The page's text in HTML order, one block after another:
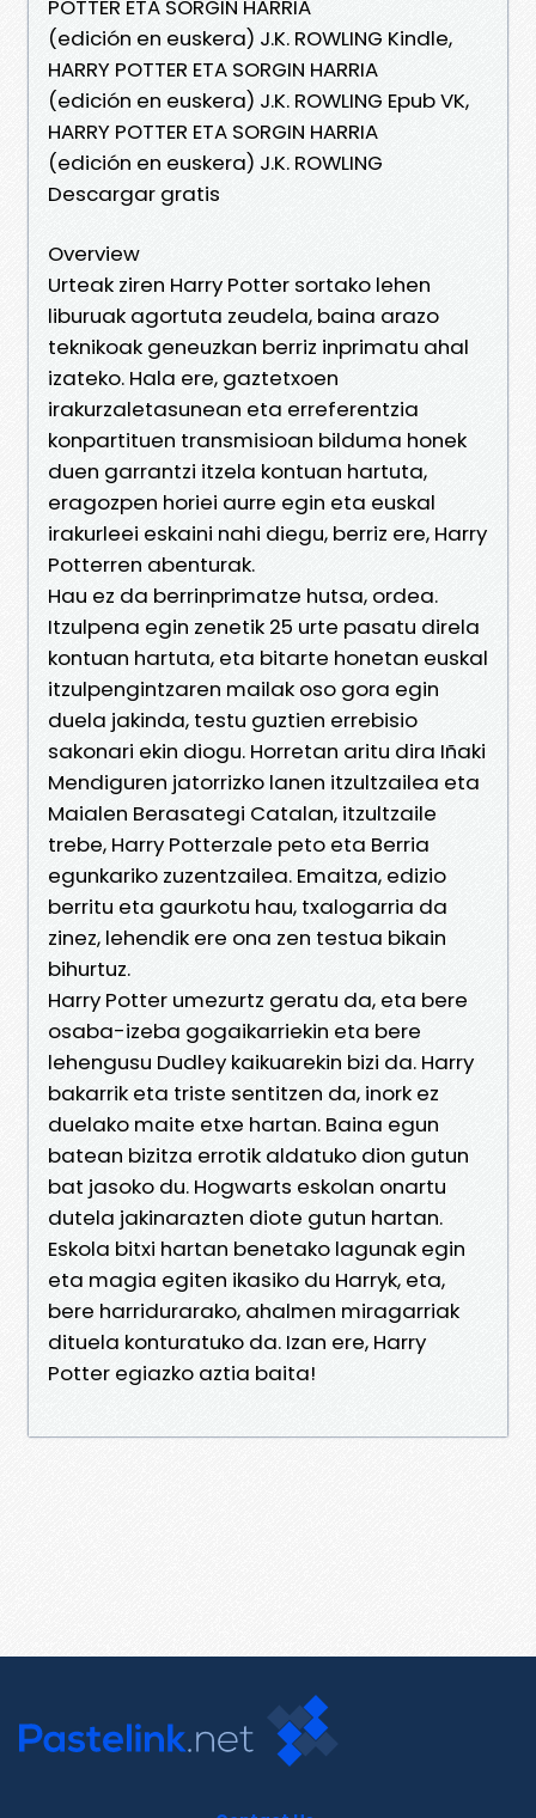
POTTER ETA SORGIN HARRIA
(edición en euskera) J.K. ROWLING Kindle,
HARRY POTTER ETA SORGIN HARRIA
(edición en euskera) J.K. ROWLING Epub VK,
HARRY POTTER ETA SORGIN HARRIA
(edición en euskera) J.K. ROWLING
Descargar gratis
Overview
Urteak ziren Harry Potter sortako lehen
liburuak agortuta zeudela, baina arazo
teknikoak geneuzkan berriz inprimatu ahal
izateko. Hala ere, gaztetxoen
irakurzaletasunean eta erreferentzia
konpartituen transmisioan bilduma honek
duen garrantzi itzela kontuan hartuta,
eragozpen horiei aurre egin eta euskal
irakurleei eskaini nahi diegu, berriz ere, Harry
Potterren abenturak.
Hau ez da berrinprimatze hutsa, ordea.
Itzulpena egin zenetik 25 urte pasatu direla
kontuan hartuta, eta bitarte honetan euskal
itzulpengintzaren mailak oso gora egin
duela jakinda, testu guztien errebisio
sakonari ekin diogu. Horretan aritu dira Iñaki
Mendiguren jatorrizko lanen itzultzailea eta
Maialen Berasategi Catalan, itzultzaile
trebe, Harry Potterzale peto eta Berria
egunkariko zuzentzailea. Emaitza, edizio
berritu eta gaurkotu hau, txalogarria da
zinez, lehendik ere ona zen testua bikain
bihurtuz.
Harry Potter umezurtz geratu da, eta bere
osaba-izeba gogaikarriekin eta bere
lehengusu Dudley kaikuarekin bizi da. Harry
bakarrik eta triste sentitzen da, inork ez
duelako maite etxe hartan. Baina egun
batean bizitza errotik aldatuko dion gutun
bat jasoko du. Hogwarts eskolan onartu
dutela jakinarazten diote gutun hartan.
Eskola bitxi hartan benetako lagunak egin
eta magia egiten ikasiko du Harryk, eta,
bere harridurarako, ahalmen miragarriak
dituela konturatuko da. Izan ere, Harry
Potter egiazko aztia baita!